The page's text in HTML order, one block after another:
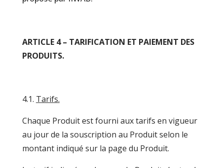
ARTICLE 4 – TARIFICATION ET PAIEMENT DES
PRODUITS.
4.1. Tarifs.
Chaque Produit est fourni aux tarifs en vigueur
au jour de la souscription au Produit selon le
montant indiqué sur la page du Produit.